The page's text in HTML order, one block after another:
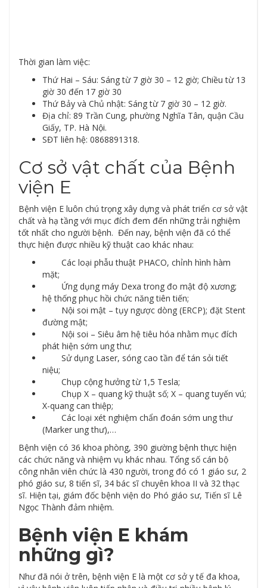
Thời gian làm việc:
Thứ Hai – Sáu: Sáng từ 7 giờ 30 – 12 giờ; Chiều từ 13
giờ 30 đến 17 giờ 30
Thứ Bảy và Chủ nhật: Sáng từ 7 giờ 30 – 12 giờ.
Địa chỉ: 89 Trần Cung, phường Nghĩa Tân, quận Cầu
Giấy, TP. Hà Nội.
SĐT liên hệ: 0868891318.
Cơ sở vật chất của Bệnh
viện E
Bệnh viện E luôn chú trọng xây dựng và phát triển cơ sở vật
chất và hạ tầng với mục đích đem đến những trải nghiệm
tốt nhất cho người bệnh. Đến nay, bệnh viện đã có thể
thực hiện được nhiều kỹ thuật cao khác nhau:
Các loại phẫu thuật PHACO, chỉnh hình hàm
mặt;
Ứng dụng máy Dexa trong đo mật độ xương;
hệ thống phục hồi chức năng tiên tiến;
Nội soi mật – tụy ngược dòng (ERCP); đặt Stent
đường mật;
Nội soi – Siêu âm hệ tiêu hóa nhằm mục đích
phát hiện sớm ung thư;
Sử dụng Laser, sóng cao tần để tán sỏi tiết
niệu;
Chụp cộng hưởng từ 1,5 Tesla;
Chụp X – quang kỹ thuật số; X – quang tuyến vú;
X-quang can thiệp;
Các loại xét nghiệm chẩn đoán sớm ung thư
(Marker ung thư),…
Bệnh viện có 36 khoa phòng, 390 giường bệnh thực hiện
các chức năng và nhiệm vụ khác nhau. Tổng số cán bộ
công nhân viên chức là 430 người, trong đó có 1 giáo sư, 2
phó giáo sư, 8 tiến sĩ, 34 bác sĩ chuyên khoa II và 32 thạc
sĩ. Hiện tại, giám đốc bệnh viện do Phó giáo sư, Tiến sĩ Lê
Ngọc Thành đảm nhiệm.
Bệnh viện E khám
những gì?
Như đã nói ở trên, bệnh viện E là một cơ sở y tế đa khoa,